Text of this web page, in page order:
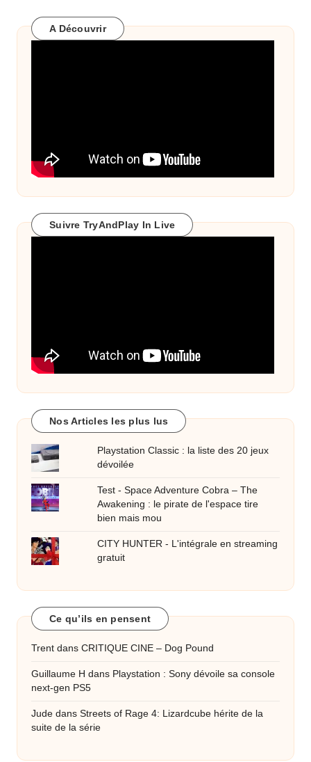
A Découvrir
Suivre TryAndPlay In Live
Nos Articles les plus lus
Playstation Classic : la liste des 20 jeux
dévoilée
Test - Space Adventure Cobra – The
Awakening : le pirate de l'espace tire
bien mais mou
CITY HUNTER - L'intégrale en streaming
gratuit
Ce qu’ils en pensent
Trent dans CRITIQUE CINE – Dog Pound
Guillaume H dans Playstation : Sony dévoile sa console
next-gen PS5
Jude dans Streets of Rage 4: Lizardcube hérite de la
suite de la série